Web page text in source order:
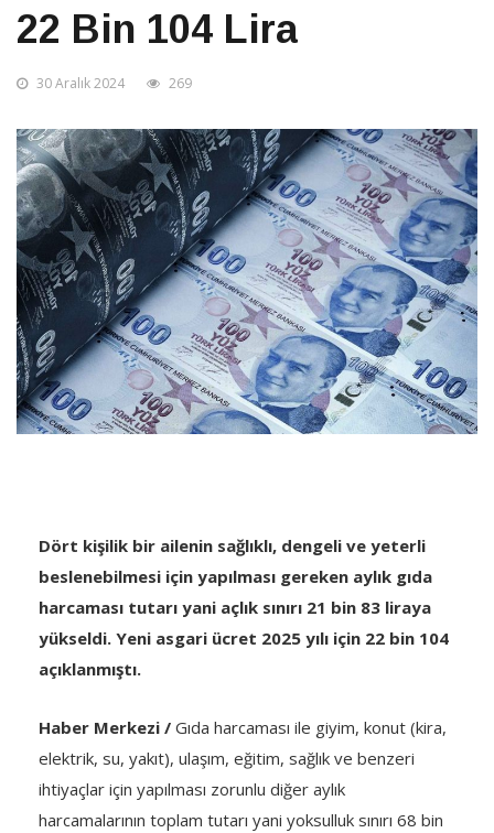
22 Bin 104 Lira
30 Aralık 2024 269
Dört kişilik bir ailenin sağlıklı, dengeli ve yeterli
beslenebilmesi için yapılması gereken aylık gıda
harcaması tutarı yani açlık sınırı 21 bin 83 liraya
yükseldi. Yeni asgari ücret 2025 yılı için 22 bin 104
açıklanmıştı.
Haber Merkezi / Gıda harcaması ile giyim, konut (kira,
elektrik, su, yakıt), ulaşım, eğitim, sağlık ve benzeri
ihtiyaçlar için yapılması zorunlu diğer aylık
harcamalarının toplam tutarı yani yoksulluk sınırı 68 bin